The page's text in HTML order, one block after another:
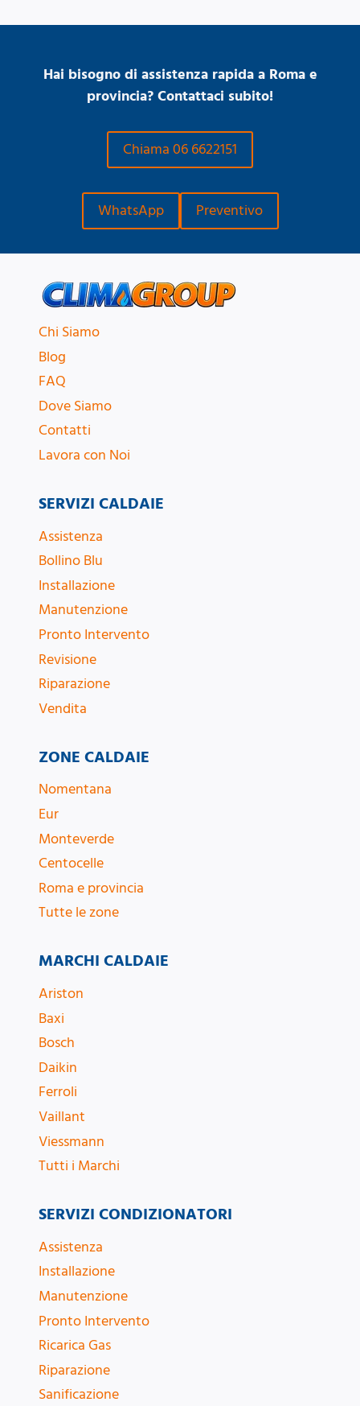
Hai bisogno di assistenza rapida a Roma e
provincia? Contattaci subito!
Chiama 06 6622151
WhatsApp Preventivo
Chi Siamo
Blog
FAQ
Dove Siamo
Contatti
Lavora con Noi
SERVIZI CALDAIE
Assistenza
Bollino Blu
Installazione
Manutenzione
Pronto Intervento
Revisione
Riparazione
Vendita
ZONE CALDAIE
Nomentana
Eur
Monteverde
Centocelle
Roma e provincia
Tutte le zone
MARCHI CALDAIE
Ariston
Baxi
Bosch
Daikin
Ferroli
Vaillant
Viessmann
Tutti i Marchi
SERVIZI CONDIZIONATORI
Assistenza
Installazione
Manutenzione
Pronto Intervento
Ricarica Gas
Riparazione
Sanificazione